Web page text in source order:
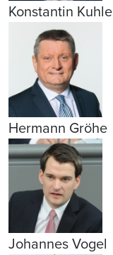
Konstantin Kuhle
Hermann Gröhe
Johannes Vogel